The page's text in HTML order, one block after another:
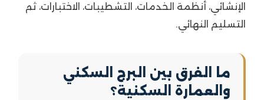
الإنشائي، أنظمة الخدمات، التشطيبات، الاختبارات، ثم
التسليم النهائي.
ما الفرق بين البرج السكني
والعمارة السكنية؟